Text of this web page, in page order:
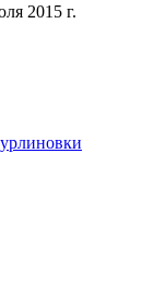
2015 г.